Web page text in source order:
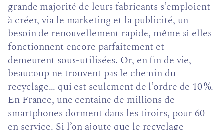
grande majorité de leurs fabricants s’emploient
à créer, via le marketing et la publicité, un
besoin de renouvellement rapide, même si elles
fonctionnent encore parfaitement et
demeurent sous-utilisées. Or, en fin de vie,
beaucoup ne trouvent pas le chemin du
recyclage… qui est seulement de l’ordre de 10 %.
En France, une centaine de millions de
smartphones dorment dans les tiroirs, pour 60
en service. Si l’on ajoute que le recyclage